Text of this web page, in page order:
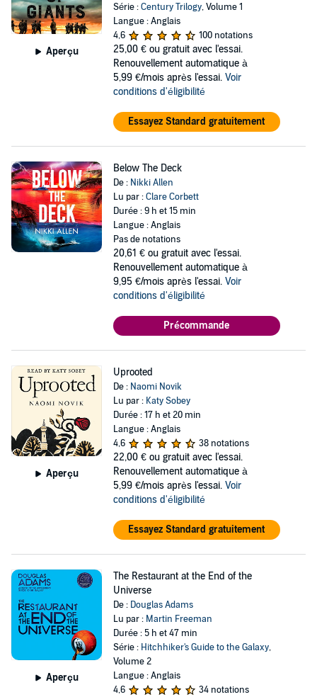
Aperçu
Série :Century Trilogy, Volume 1
Langue : Anglais
4,6
100 notations
25,00 € ou gratuit avec l'essai.
Renouvellement automatique à
5,99 €/mois après l'essai. Voir
conditions d'éligibilité
Essayez Standard gratuitement
Below The Deck
De : Nikki Allen
Lu par :Clare Corbett
Durée : 9 h et 15 min
Langue : Anglais
Pas de notations
20,61 € ou gratuit avec l'essai.
Renouvellement automatique à
9,95 €/mois après l'essai. Voir
conditions d'éligibilité
Précommande
Aperçu
Uprooted
De : Naomi Novik
Lu par : Katy Sobey
Durée : 17 h et 20 min
Langue : Anglais
4,6
38 notations
22,00 € ou gratuit avec l'essai.
Renouvellement automatique à
5,99 €/mois après l'essai. Voir
conditions d'éligibilité
Essayez Standard gratuitement
Aperçu
The Restaurant at the End of the
Universe
De : Douglas Adams
Lu par : Martin Freeman
Durée : 5 h et 47 min
Série : Hitchhiker's Guide to the Galaxy,
Volume 2
Langue : Anglais
4,6
34 notations